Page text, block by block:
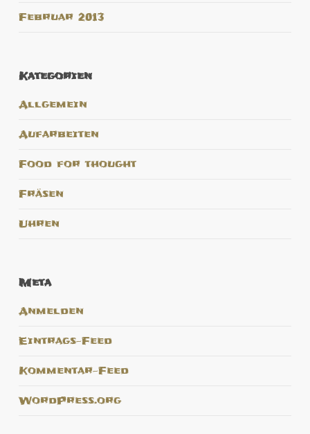
Februar 2013
Kategorien
Allgemein
Aufarbeiten
Food for thought
Fräsen
Uhren
Meta
Anmelden
Eintrags-Feed
Kommentar-Feed
WordPress.org